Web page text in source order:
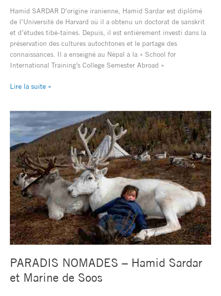
Hamid SARDAR D’origine iranienne, Hamid Sardar est diplômé
de l’Université de Harvard où il a obtenu un doctorat de sanskrit
et d’études tibé-taines. Depuis, il est entièrement investi dans la
préservation des cultures autochtones et le partage des
connaissances. Il a enseigné au Népal à la « School for
International Training’s College Semester Abroad »
Lire la suite »
PARADIS NOMADES – Hamid Sardar
et Marine de Soos
PARADIS
NOMADES
Hamid
Sardar
et
Marine
de
Soos